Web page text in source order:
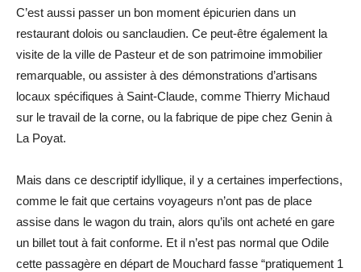
C’est aussi passer un bon moment épicurien dans un
restaurant dolois ou sanclaudien. Ce peut-être également la
visite de la ville de Pasteur et de son patrimoine immobilier
remarquable, ou assister à des démonstrations d’artisans
locaux spécifiques à Saint-Claude, comme Thierry Michaud
sur le travail de la corne, ou la fabrique de pipe chez Genin à
La Poyat.
Mais dans ce descriptif idyllique, il y a certaines imperfections,
comme le fait que certains voyageurs n’ont pas de place
assise dans le wagon du train, alors qu’ils ont acheté en gare
un billet tout à fait conforme. Et il n’est pas normal que Odile
cette passagère en départ de Mouchard fasse “pratiquement 1